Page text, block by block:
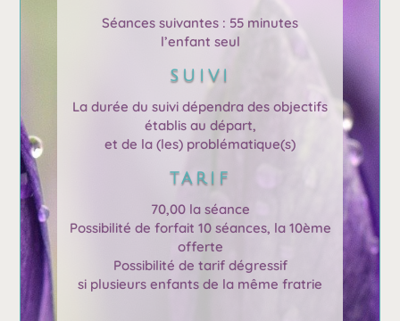
Séances suivantes : 55 minutes
l’enfant seul
SUIVI
La durée du suivi dépendra des objectifs
établis au départ,
et de la (les) problématique(s)
TARIF
70,00 la séance
Possibilité de forfait 10 séances, la 10ème
offerte
Possibilité de tarif dégressif
si plusieurs enfants de la même fratrie